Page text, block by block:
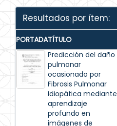
Resultados por ítem:
PORTADATÍTULO
Predicción del daño
pulmonar
ocasionado por
Fibrosis Pulmonar
Idiopática mediante
aprendizaje
profundo en
imágenes de